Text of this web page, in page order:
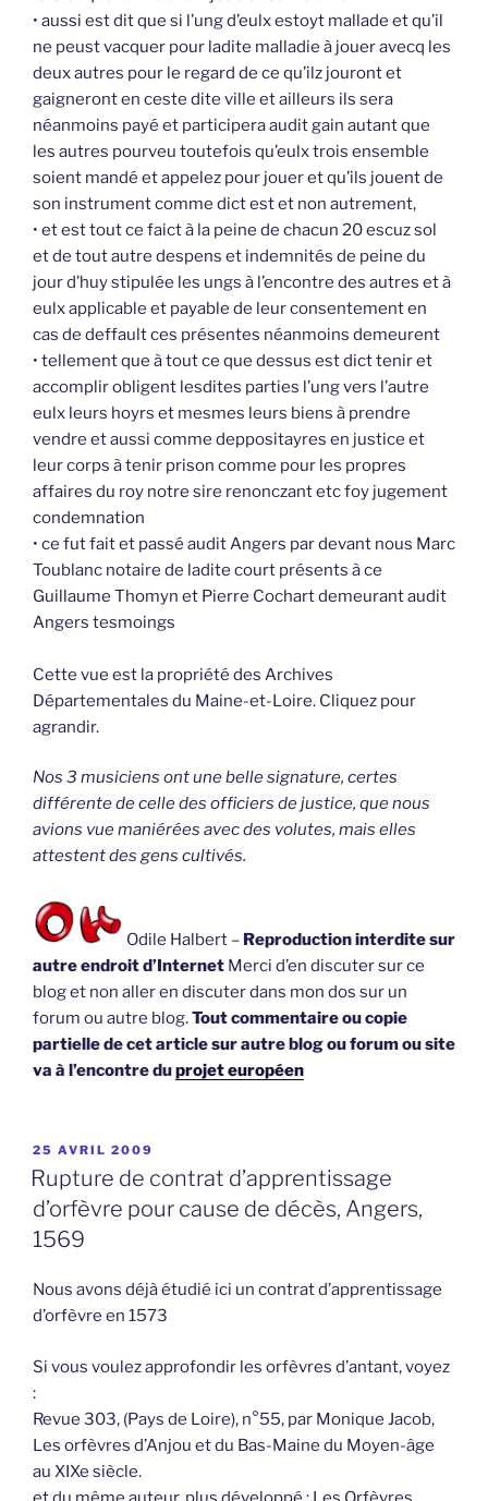
• aussi est dit que si l’ung d’eulx estoyt mallade et qu’il
ne peust vacquer pour ladite malladie à jouer avecq les
deux autres pour le regard de ce qu’ilz jouront et
gaigneront en ceste dite ville et ailleurs ils sera
néanmoins payé et participera audit gain autant que
les autres pourveu toutefois qu’eulx trois ensemble
soient mandé et appelez pour jouer et qu’ils jouent de
son instrument comme dict est et non autrement,
• et est tout ce faict à la peine de chacun 20 escuz sol
et de tout autre despens et indemnités de peine du
jour d’huy stipulée les ungs à l’encontre des autres et à
eulx applicable et payable de leur consentement en
cas de deffault ces présentes néanmoins demeurent
• tellement que à tout ce que dessus est dict tenir et
accomplir obligent lesdites parties l’ung vers l’autre
eulx leurs hoyrs et mesmes leurs biens à prendre
vendre et aussi comme deppositayres en justice et
leur corps à tenir prison comme pour les propres
affaires du roy notre sire renonczant etc foy jugement
condemnation
• ce fut fait et passé audit Angers par devant nous Marc
Toublanc notaire de ladite court présents à ce
Guillaume Thomyn et Pierre Cochart demeurant audit
Angers tesmoings
Cette vue est la propriété des Archives
Départementales du Maine-et-Loire. Cliquez pour
agrandir.
Nos 3 musiciens ont une belle signature, certes
différente de celle des officiers de justice, que nous
avions vue maniérées avec des volutes, mais elles
attestent des gens cultivés.
Odile Halbert – Reproduction interdite sur
autre endroit d’Internet Merci d’en discuter sur ce
blog et non aller en discuter dans mon dos sur un
forum ou autre blog.Tout commentaire ou copie
partielle de cet article sur autre blog ou forum ou site
va à l’encontre duprojet européen
PUBLIÉ
LE
25 AVRIL 2009
Rupture de contrat d’apprentissage
d’orfèvre pour cause de décès, Angers,
1569
Nous avons déjà étudié ici un contrat d’apprentissage
d’orfèvre en 1573
Si vous voulez approfondir les orfèvres d’antant, voyez
:
Revue 303, (Pays de Loire), n°55, par Monique Jacob,
Les orfèvres d’Anjou et du Bas-Maine du Moyen-âge
au XIXe siècle.